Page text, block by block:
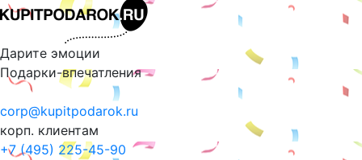
Дарите эмоции
Подарки-впечатления
corp@kupitpodarok.ru
корп. клиентам
+7 (495) 225-45-90